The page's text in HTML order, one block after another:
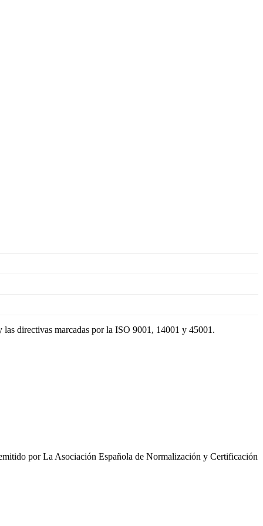
directivas marcadas por la ISO 9001, 14001 y 45001.
por La Asociación Española de Normalización y Certificación